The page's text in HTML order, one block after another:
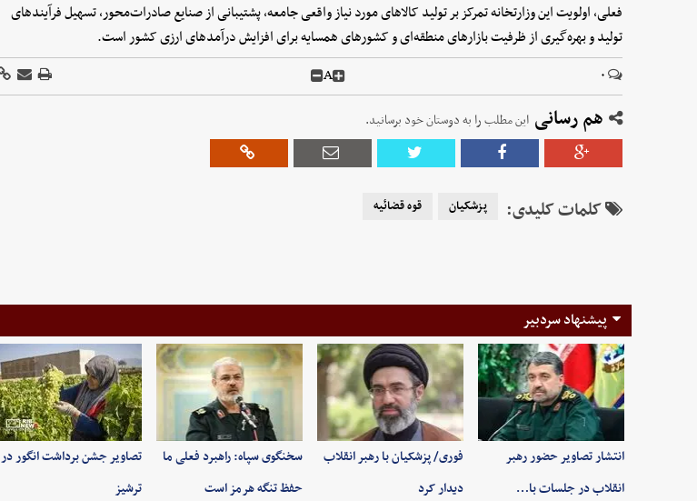
فعلی، اولویت این وزارتخانه تمرکز بر تولید کالاهای مورد نیاز واقعی جامعه، پشتیبانی از صنایع صادرات‌محور، تسهیل فرآیندهای
تولید و بهره‌گیری از ظرفیت بازارهای منطقه‌ای و کشورهای همسایه برای افزایش درآمدهای ارزی کشور است.
۰ A
هم رسانی این مطلب را به دوستان خود برسانید.
کلمات کلیدی: پزشکیان قوه قضائیه
پیشنهاد سردبیر
انتشار تصاویر حضور رهبر
انقلاب در جلسات با…
فوری/ پزشکیان با رهبر انقلاب
دیدار کرد
سخنگوی سپاه: راهبرد فعلی ما
حفظ تنگه هرمز است
تصاویر جشن برداشت انگور در
ترشیز